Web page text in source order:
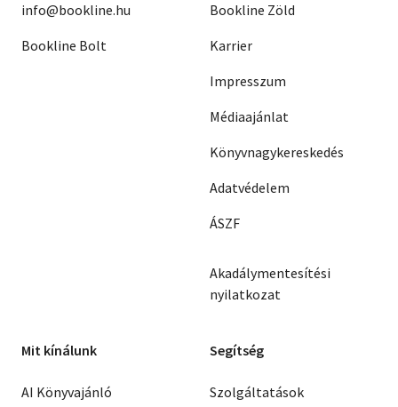
info@bookline.hu
Bookline Bolt
Bookline Zöld
Karrier
Impresszum
Médiaajánlat
Könyvnagykereskedés
Adatvédelem
ÁSZF
Akadálymentesítési
nyilatkozat
Mit kínálunk
AI Könyvajánló
Segítség
Szolgáltatások